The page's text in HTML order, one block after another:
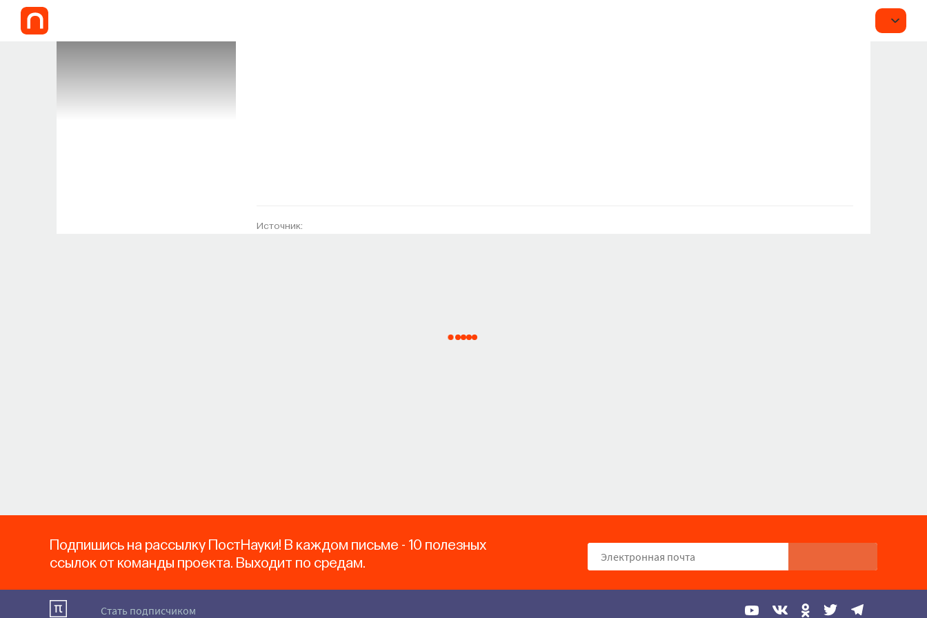
Источник:
Подпишись на рассылку ПостНауки! В каждом письме - 10 полезных
ссылок от команды проекта. Выходит по средам.
Стать подписчиком